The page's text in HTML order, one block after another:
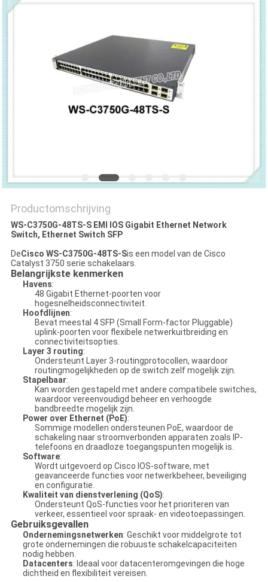
PRIVACYBELEID
Productomschrijving
WS-C3750G-48TS-S EMI IOS Gigabit Ethernet Network
Switch, Ethernet Switch SFP
DeCisco WS-C3750G-48TS-Sis een model van de Cisco
Catalyst 3750 serie schakelaars.
Belangrijkste kenmerken
Havens:
48 Gigabit Ethernet-poorten voor
hogesnelheidsconnectiviteit.
Hoofdlijnen:
Bevat meestal 4 SFP (Small Form-factor Pluggable)
uplink-poorten voor flexibele netwerkuitbreiding en
connectiviteitsopties.
Layer 3 routing:
Ondersteunt Layer 3-routingprotocollen, waardoor
routingmogelijkheden op de switch zelf mogelijk zijn.
Stapelbaar:
Kan worden gestapeld met andere compatibele switches,
waardoor vereenvoudigd beheer en verhoogde
bandbreedte mogelijk zijn.
Power over Ethernet (PoE):
Sommige modellen ondersteunen PoE, waardoor de
schakeling naar stroomverbonden apparaten zoals IP-
telefoons en draadloze toegangspunten mogelijk is.
Software:
Wordt uitgevoerd op Cisco IOS-software, met
geavanceerde functies voor netwerkbeheer, beveiliging
en configuratie.
Kwaliteit van dienstverlening (QoS):
Ondersteunt QoS-functies voor het prioriteren van
verkeer, essentieel voor spraak- en videotoepassingen.
Gebruiksgevallen
Ondernemingsnetwerken: Geschikt voor middelgrote tot
grote ondernemingen die robuuste schakelcapaciteiten
nodig hebben.
Datacenters: Ideaal voor datacenteromgevingen die hoge
dichtheid en flexibiliteit vereisen.